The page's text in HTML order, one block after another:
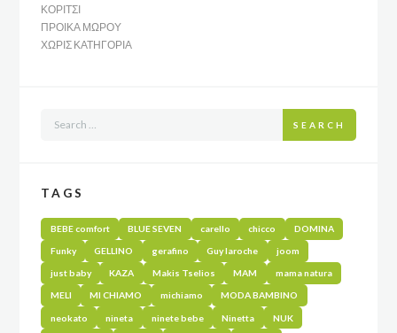
ΚΟΡΊΤΣΙ
ΠΡΟΊΚΑ ΜΩΡΟΎ
ΧΩΡΊΣ ΚΑΤΗΓΟΡΊΑ
SEARCH
TAGS
BEBE comfort BLUE SEVEN carello chicco DOMINA
Funky GELLINO gerafino Guy laroche joom
just baby KAZA Makis Tselios MAM mama natura
MELI MI CHIAMO michiamo MODA BAMBINO
neokato nineta ninete bebe Ninetta NUK